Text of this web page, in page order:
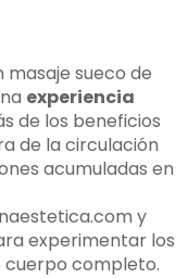
masaje sueco de
experiencia
de los beneficios
de la circulación
acumuladas en
y
experimentar los
cuerpo completo.